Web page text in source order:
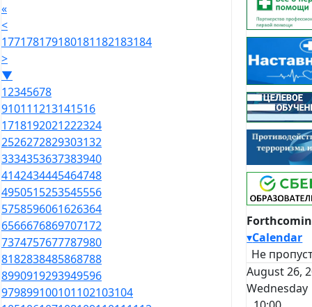
«
<
177178179180181182183184
>
▼
12345678
910111213141516
1718192021222324
2526272829303132
3334353637383940
4142434445464748
4950515253545556
5758596061626364
6566676869707172
7374757677787980
8182838485868788
8990919293949596
979899100101102103104
▾Calendar
Не
August 26,
Wednesday